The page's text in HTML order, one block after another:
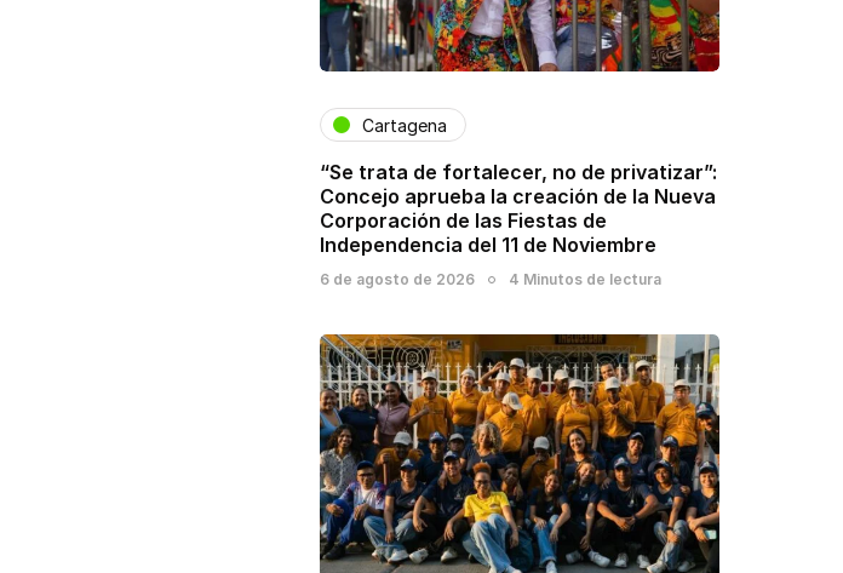
Cartagena
“Se trata de fortalecer, no de privatizar”:
Concejo aprueba la creación de la Nueva
Corporación de las Fiestas de
Independencia del 11 de Noviembre
6 de agosto de 2026 4 Minutos de lectura